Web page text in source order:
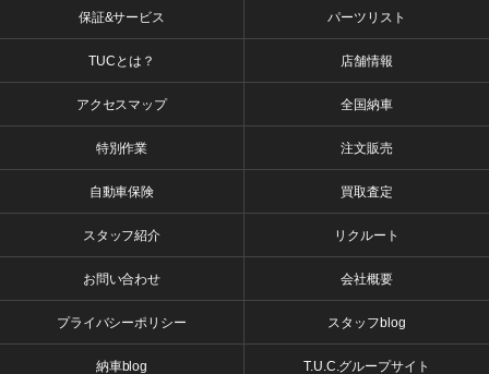
保証&サービス パーツリスト
TUCとは？ 店舗情報
アクセスマップ 全国納車
特別作業 注文販売
自動車保険 買取査定
スタッフ紹介 リクルート
お問い合わせ 会社概要
プライバシーポリシー スタッフblog
納車blog T.U.C.グループサイト